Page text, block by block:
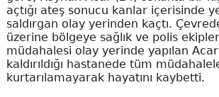
açtığı ateş sonucu kanlar içerisinde
saldırgan olay yerinden kaçtı.
üzerine bölgeye sağlık ve polis
müdahalesi olay yerinde yapılan
kaldırıldığı hastanede tüm
kurtarılamayarak hayatını kaybetti.